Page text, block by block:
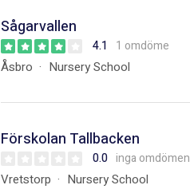
Sågarvallen
4.1 1 omdöme
Åsbro Nursery School
Förskolan Tallbacken
0.0 inga omdömen
Vretstorp Nursery School